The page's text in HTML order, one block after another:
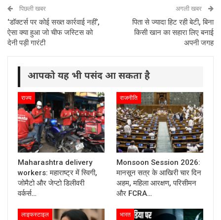
पिछली खबर
‘डॉक्टर्स पर कोई सख्त कार्रवाई नहीं’,
ऐसा क्या हुआ जो चीफ जस्टिस को
देनी पड़ी गारंटी
अगली खबर
पिता से ज्यादा हिट रही बेटी, बिना
किसी खान का सहारा लिए बनाई
अपनी जगह
आपको यह भी पसंद आ सकता है
राज्य
Maharashtra delivery
workers: महाराष्ट्र में स्विगी,
जोमैटो और जेप्टो डिलीवरी
वर्कर्स…
राजनीति
Monsoon Session 2026:
मानसून सत्र के आखिरी चार दिन
अहम, महिला आरक्षण, परिसीमन
और FCRA…
लाइफस्टाइल भारत